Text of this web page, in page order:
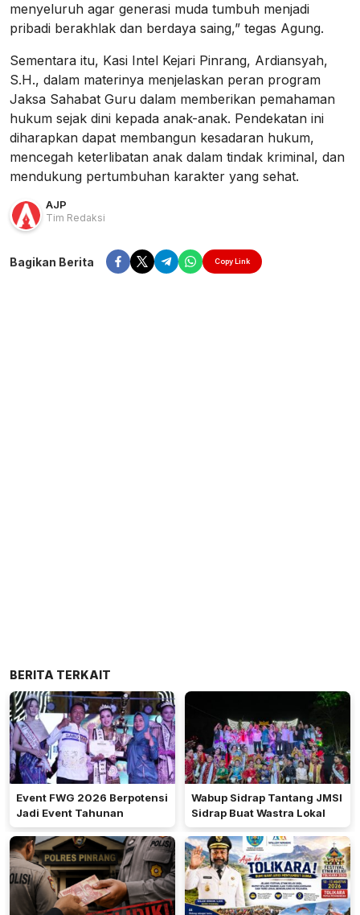
menyeluruh agar generasi muda tumbuh menjadi
pribadi berakhlak dan berdaya saing,” tegas Agung.
Sementara itu, Kasi Intel Kejari Pinrang, Ardiansyah,
S.H., dalam materinya menjelaskan peran program
Jaksa Sahabat Guru dalam memberikan pemahaman
hukum sejak dini kepada anak-anak. Pendekatan ini
diharapkan dapat membangun kesadaran hukum,
mencegah keterlibatan anak dalam tindak kriminal, dan
mendukung pertumbuhan karakter yang sehat.
AJP
Tim Redaksi
Bagikan Berita Copy Link
BERITA TERKAIT
Event FWG 2026 Berpotensi
Jadi Event Tahunan
Wabup Sidrap Tantang JMSI
Sidrap Buat Wastra Lokal